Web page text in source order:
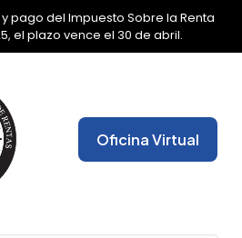
pago del Impuesto Sobre la Renta
el plazo vence el 30 de abril.
✕
Oficina Virtual